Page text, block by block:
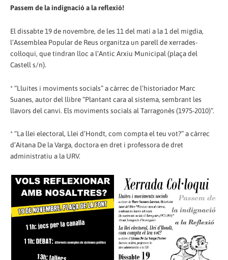
Passem de la indignació a la reflexió!
El dissabte 19 de novembre, de les 11 del matí a la 1 del migdia,
l’Assemblea Popular de Reus organitza un parell de xerrades-
col·loqui, que tindran lloc a l’Antic Arxiu Municipal (plaça del
Castell s/n).
* “Lluites i moviments socials” a càrrec de l’historiador Marc
Suanes, autor del llibre “Plantant cara al sistema, sembrant les
llavors del canvi. Els moviments socials al Tarragonès (1975-2010)”.
* “La llei electoral, Llei d’Hondt, com compta el teu vot?” a càrrec
d’Aitana De la Varga, doctora en dret i professora de dret
administratiu a la URV.